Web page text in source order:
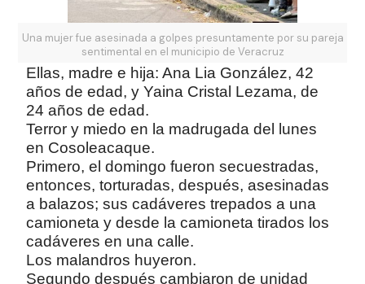
Una mujer fue asesinada a golpes presuntamente por su pareja
sentimental en el municipio de Veracruz
Ellas, madre e hija: Ana Lia González, 42
años de edad, y Yaina Cristal Lezama, de
24 años de edad.
Terror y miedo en la madrugada del lunes
en Cosoleacaque.
Primero, el domingo fueron secuestradas,
entonces, torturadas, después, asesinadas
a balazos; sus cadáveres trepados a una
camioneta y desde la camioneta tirados los
cadáveres en una calle.
Los malandros huyeron.
Segundo después cambiaron de unidad